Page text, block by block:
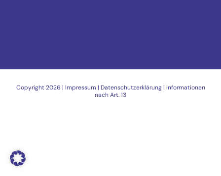
Copyright2026 | Impressum | Datenschutzerklärung| Informationen
nach Art. 13